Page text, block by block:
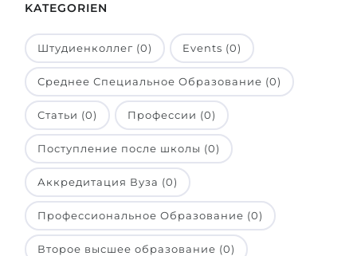
KATEGORIEN
Штудиенколлег (0) Events (0)
Среднее Специальное Образование (0)
Статьи (0) Профессии (0)
Поступление после школы (0)
Аккредитация Вуза (0)
Профессиональное Образование (0)
Второе высшее образование (0)